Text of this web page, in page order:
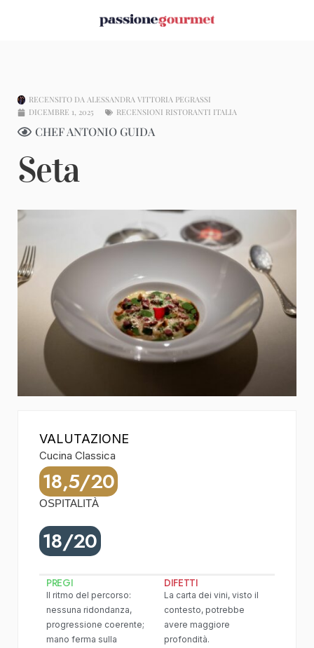
RECENSITO DA ALESSANDRA VITTORIA PEGRASSI
DICEMBRE 1, 2025
RECENSIONI RISTORANTI ITALIA
CHEF ANTONIO GUIDA
Seta
VALUTAZIONE
Cucina Classica
18,5/20
OSPITALITÀ
18/20
PREGI
Il ritmo del percorso:
nessuna ridondanza,
progressione coerente;
mano ferma sulla
DIFETTI
La carta dei vini, visto il
contesto, potrebbe
avere maggiore
profondità.